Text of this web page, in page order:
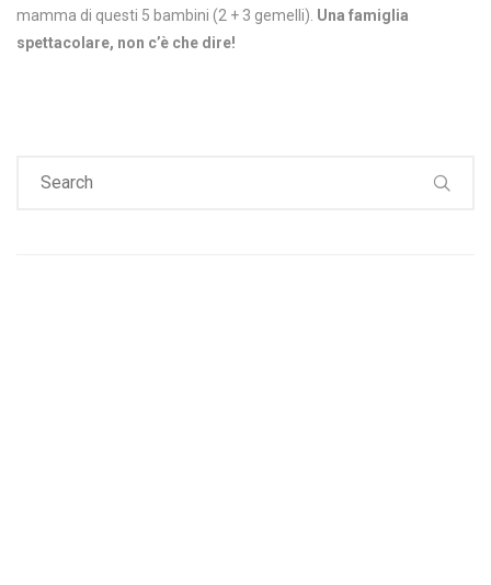
mamma di questi 5 bambini (2 + 3 gemelli). Una famiglia
spettacolare, non c’è che dire!